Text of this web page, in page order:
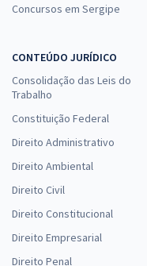
Concursos em Sergipe
CONTEÚDO JURÍDICO
Consolidação das Leis do
Trabalho
Constituição Federal
Direito Administrativo
Direito Ambiental
Direito Civil
Direito Constitucional
Direito Empresarial
Direito Penal